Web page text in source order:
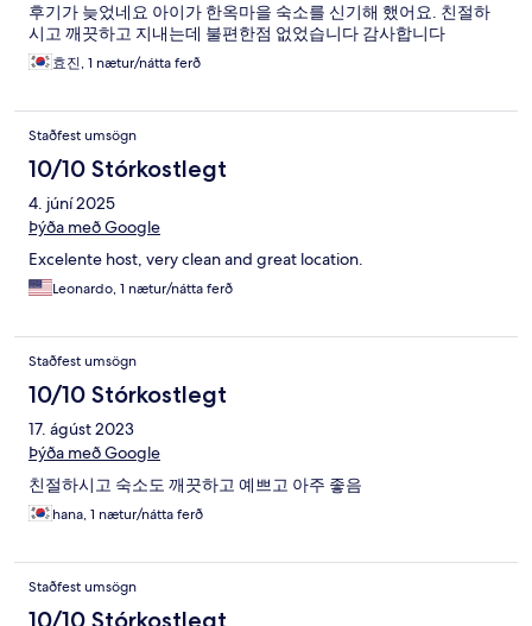
후기가 늦었네요 아이가 한옥마을 숙소를 신기해 했어요. 친절하
시고 깨끗하고 지내는데 불편한점 없었습니다 감사합니다
효진, 1 nætur/nátta ferð
Staðfest umsögn
10/10 Stórkostlegt
4. júní 2025
Þýða með Google
Excelente host, very clean and great location.
Leonardo, 1 nætur/nátta ferð
Staðfest umsögn
10/10 Stórkostlegt
17. ágúst 2023
Þýða með Google
친절하시고 숙소도 깨끗하고 예쁘고 아주 좋음
hana, 1 nætur/nátta ferð
Staðfest umsögn